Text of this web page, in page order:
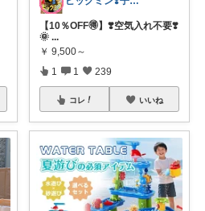
【10％OFF🉐】❣️空気入れ不要❣️
🌞 ...
￥ 9,500～
1 1 239
コレ いいね